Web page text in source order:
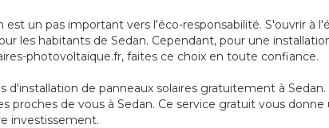
est un pas important vers l'éco-responsabilité. S'ouvrir
les habitants de Sedan. Cependant, pour une
photovoltaique.fr, faites ce choix en toute confiance.
de panneaux solaires gratuitement à
proches de vous à Sedan. Ce service gratuit vous
investissement.